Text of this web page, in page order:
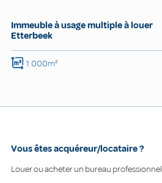
Immeuble à usage multiple à louer
Etterbeek
1.000m²
Vous êtes acquéreur/locataire ?
Louer ou acheter un bureau professionnel